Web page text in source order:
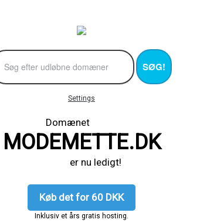
SØG!
Settings
Domænet
MODEMETTE.DK
er nu ledigt!
Køb det for 60 DKK
Inklusiv et års gratis hosting.